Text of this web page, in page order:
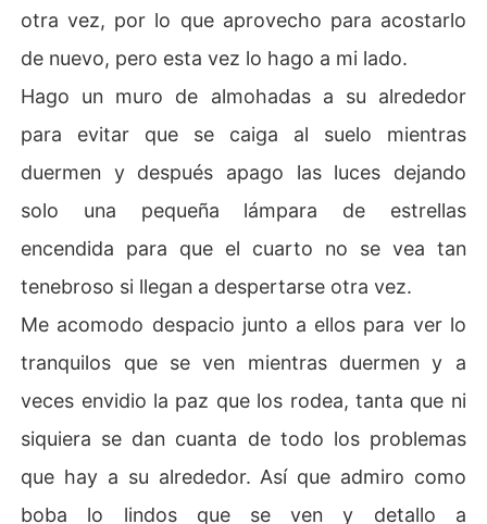
otra vez, por lo que aprovecho para acostarlo
de nuevo, pero esta vez lo hago a mi lado.
Hago un muro de almohadas a su alrededor
para evitar que se caiga al suelo mientras
duermen y después apago las luces dejando
solo una pequeña lámpara de estrellas
encendida para que el cuarto no se vea tan
tenebroso si llegan a despertarse otra vez.
Me acomodo despacio junto a ellos para ver lo
tranquilos que se ven mientras duermen y a
veces envidio la paz que los rodea, tanta que ni
siquiera se dan cuanta de todo los problemas
que hay a su alrededor. Así que admiro como
boba lo lindos que se ven y detallo a